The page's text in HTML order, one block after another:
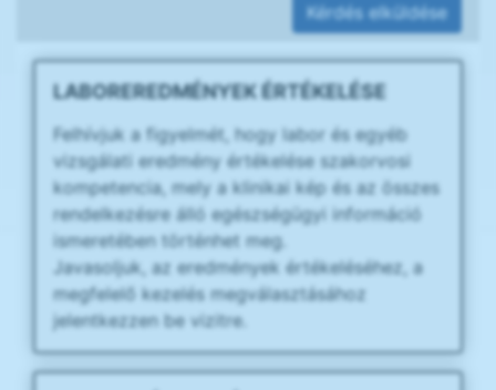
Kérdés elküldése
LABOREREDMÉNYEK ÉRTÉKELÉSE
Felhívjuk a figyelmét, hogy labor és egyéb
vizsgálati eredmény értékelése szakorvosi
kompetencia, mely a klinikai kép és az összes
rendelkezésre álló egészségügyi információ
ismeretében történhet meg.
Javasoljuk, az eredmények értékeléséhez, a
megfelelő kezelés megválasztásához
jelentkezzen be vizitre.